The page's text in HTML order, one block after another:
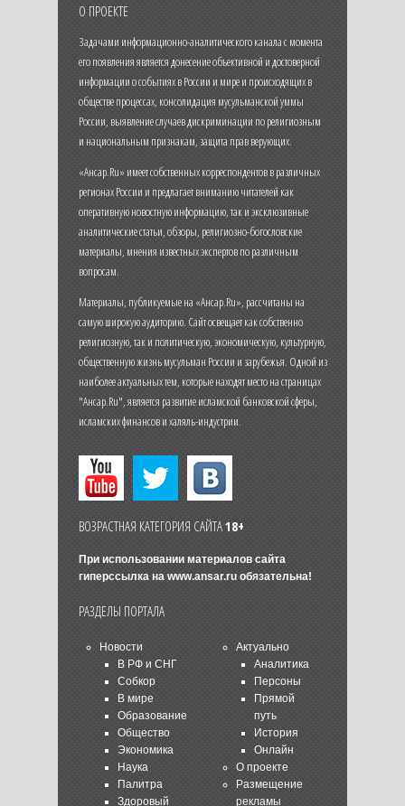
О ПРОЕКТЕ
Задачами информационно-аналитического канала с момента
его появления является донесение объективной и достоверной
информации о событиях в России и мире и происходящих в
обществе процессах, консолидация мусульманской уммы
России, выявление случаев дискриминации по религиозным
и национальным признакам, защита прав верующих.
«Ансар.Ru» имеет собственных корреспондентов в различных
регионах России и предлагает вниманию читателей как
оперативную новостную информацию, так и эксклюзивные
аналитические статьи, обзоры, религиозно-богословские
материалы, мнения известных экспертов по различным
вопросам.
Материалы, публикуемые на «Ансар.Ru», рассчитаны на
самую широкую аудиторию. Сайт освещает как собственно
религиозную, так и политическую, экономическую, культурную,
общественную жизнь мусульман России и зарубежья. Одной из
наиболее актуальных тем, которые находят место на страницах
"Ансар.Ru", является развитие исламской банковской сферы,
исламских финансов и халяль-индустрии.
ВОЗРАСТНАЯ КАТЕГОРИЯ САЙТА18+
При использовании материалов сайта
гиперссылка на www.ansar.ruобязательна!
РАЗДЕЛЫ ПОРТАЛА
Новости
В РФ и СНГ
Собкор
В мире
Образование
Общество
Экономика
Наука
Палитра
Здоровый
Актуально
Аналитика
Персоны
Прямой
путь
История
Онлайн
О проекте
Размещение
рекламы